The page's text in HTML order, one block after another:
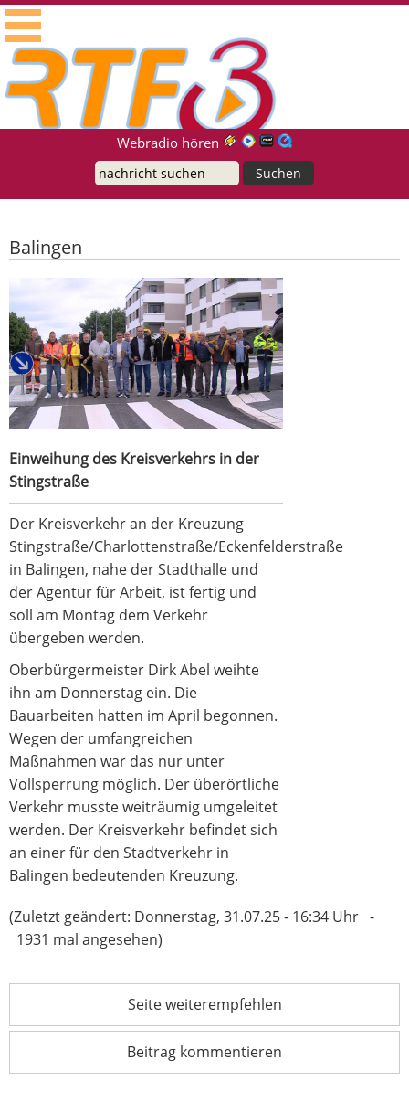
RTF.1 - Radio für die Region Neckar-Alb
Webradio hören
Balingen
Einweihung des Kreisverkehrs in der
Stingstraße
Einweihung des Kreisverkehrs in der
Stingstraße
Der Kreisverkehr an der Kreuzung
Stingstraße/Charlottenstraße/Eckenfelderstraße
in Balingen, nahe der Stadthalle und
der Agentur für Arbeit, ist fertig und
soll am Montag dem Verkehr
übergeben werden.
Oberbürgermeister Dirk Abel weihte
ihn am Donnerstag ein. Die
Bauarbeiten hatten im April begonnen.
Wegen der umfangreichen
Maßnahmen war das nur unter
Vollsperrung möglich. Der überörtliche
Verkehr musste weiträumig umgeleitet
werden. Der Kreisverkehr befindet sich
an einer für den Stadtverkehr in
Balingen bedeutenden Kreuzung.
(Zuletzt geändert: Donnerstag, 31.07.25 - 16:34 Uhr -
1931 mal angesehen)
Seite weiterempfehlen
Beitrag kommentieren